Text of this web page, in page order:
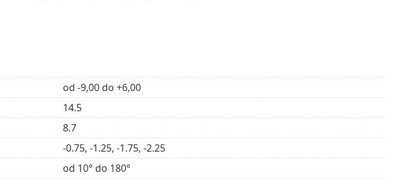
od -9,00 do +6,00
14.5
8.7
-0.75, -1.25, -1.75, -2.25
od 10° do 180°